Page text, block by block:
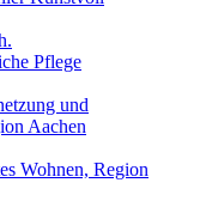
Pflege
und
Aachen
Wohnen, Region